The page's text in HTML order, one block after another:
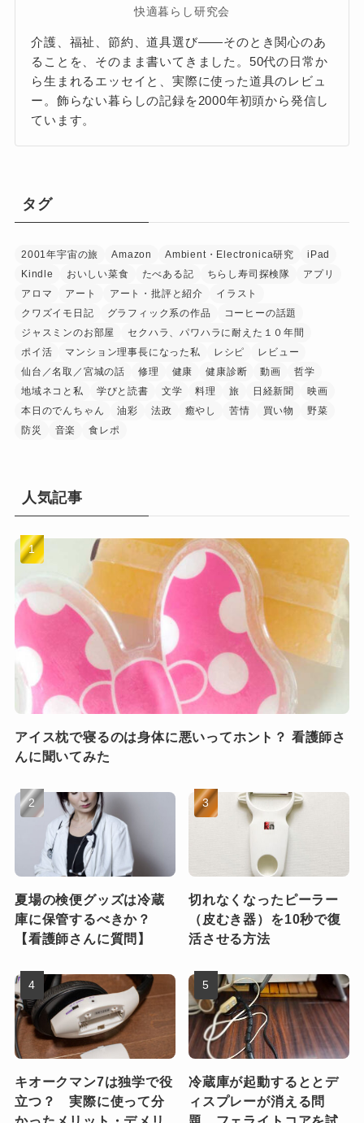
快適暮らし研究会
介護、福祉、節約、道具選び——そのとき関心のあ
ることを、そのまま書いてきました。50代の日常か
ら生まれるエッセイと、実際に使った道具のレビュ
ー。飾らない暮らしの記録を2000年初頭から発信し
ています。
タグ
2001年宇宙の旅 Amazon Ambient・Electronica研究
iPad
Kindle
おいしい菜食 たべある記 ちらし寿司探検隊
アプリ
アロマ
アート アート・批評と紹介
イラスト
クワズイモ日記
グラフィック系の作品
コーヒーの話題
ジャスミンのお部屋
セクハラ、パワハラに耐えた１０年間
ポイ活
マンション理事長になった私 レシピ
レビュー
仙台／名取／宮城の話
修理 健康 健康診断 動画
哲学
地域ネコと私
学びと読書 文学 料理 旅 日経新聞
映画
本日のでんちゃん
油彩 法政 癒やし 苦情 買い物
野菜
防災
音楽 食レポ
人気記事
アイス枕で寝るのは身体に悪いってホント？ 看護師さ
んに聞いてみた
夏場の検便グッズは冷蔵
庫に保管するべきか？
【看護師さんに質問】
切れなくなったピーラー
（皮むき器）を10秒で復
活させる方法
キオークマン7は独学で役
立つ？ 実際に使って分
冷蔵庫が起動するととデ
ィスプレーが消える問